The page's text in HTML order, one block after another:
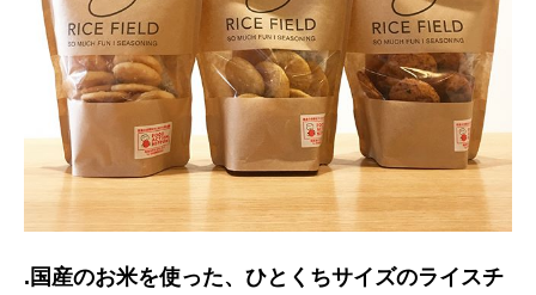
.国産のお米を使った、ひとくちサイズのライスチ